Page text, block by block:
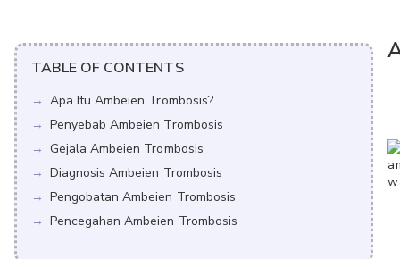
TABLE OF CONTENTS
Apa Itu Ambeien Trombosis?
Penyebab Ambeien Trombosis
Gejala Ambeien Trombosis
Diagnosis Ambeien Trombosis
Pengobatan Ambeien Trombosis
Pencegahan Ambeien Trombosis